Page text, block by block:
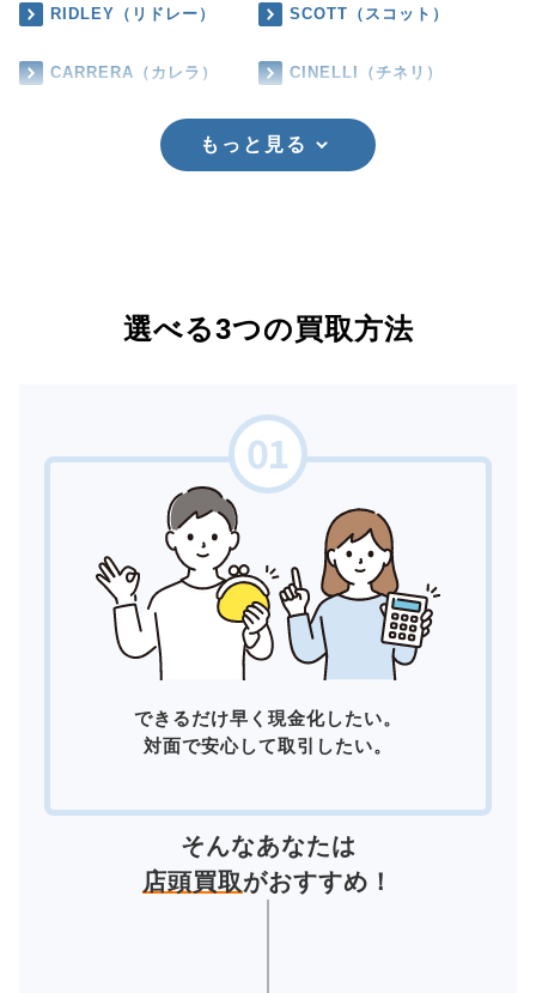
RIDLEY（リドレー） SCOTT（スコット）
CARRERA（カレラ） CINELLI（チネリ）
もっと見る
選べる3つの買取方法
できるだけ早く現金化したい。
対面で安心して取引したい。
そんなあなたは
店頭買取がおすすめ！